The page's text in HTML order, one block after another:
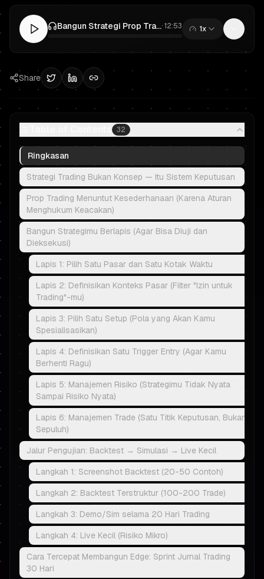
Bangun Strategi Prop Trading yang Nyata dari Nol (Tanpa Tenggelam di SMC/ICT)·12:53 1x
0:00
12:53
Share
32
Ringkasan
Strategi Trading Bukan Konsep — Itu Sistem Keputusan
Prop Trading Menuntut Kesederhanaan (Karena Aturan
Menghukum Keacakan)
Bangun Strategimu Berlapis (Agar Bisa Diuji dan
Dieksekusi)
Lapis 1: Pilih Satu Pasar dan Satu Kotak Waktu
Lapis 2: Definisikan Konteks Pasar (Filter "Izin untuk
Trading"-mu)
Lapis 3: Pilih Satu Setup (Pola yang Akan Kamu
Spesialisasikan)
Lapis 4: Definisikan Satu Trigger Entry (Agar Kamu
Berhenti Ragu)
Lapis 5: Manajemen Risiko (Strategimu Tidak Nyata
Sampai Risiko Nyata)
Lapis 6: Manajemen Trade (Satu Titik Keputusan, Bukan
Sepuluh)
Jalur Pengujian: Backtest → Simulasi → Live Kecil
Langkah 1: Screenshot Backtest (20-50 Contoh)
Langkah 2: Backtest Terstruktur (100-200 Trade)
Langkah 3: Demo/Sim selama 20 Hari Trading
Langkah 4: Live Kecil (Risiko Mikro)
Cara Tercepat Membangun Edge: Sprint Jurnal Trading
30 Hari